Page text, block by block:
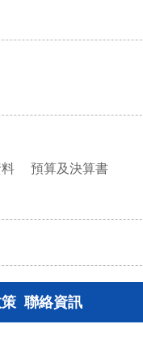
預算及決算書
聯絡資訊